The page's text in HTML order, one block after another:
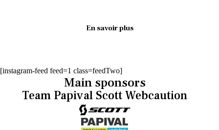
En savoir plus
[instagram-feed feed=1 class=feedTwo]
Main sponsors
Team Papival Scott Webcaution